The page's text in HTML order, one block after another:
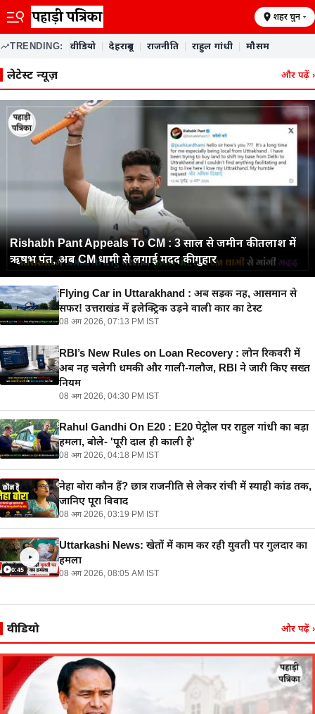
शहर चुनें
TRENDING: वीडियो देहरादून राजनीति राहुल गांधी मौसम
Pahari Patrika — ताज़ा समाचार
लेटेस्ट न्यूज़ और पढ़ें ›
Rishabh Pant Appeals To CM : 3 साल से जमीन की तलाश में
ऋषभ पंत, अब CM धामी से लगाई मदद की गुहार
RBI’s New Rules on Loan Recovery : लोन रिकवरी में
अब नहीं चलेगी धमकी और गाली-गलौज, RBI ने जारी किए सख्त
नियम
08 अग 2026, 04:30 PM IST
Rahul Gandhi On E20 : E20 पेट्रोल पर राहुल गांधी का बड़ा
हमला, बोले- 'पूरी दाल ही काली है'
08 अग 2026, 04:18 PM IST
नेहा बोरा कौन हैं? छात्र राजनीति से लेकर रांची में स्याही कांड तक,
जानिए पूरा विवाद
08 अग 2026, 03:19 PM IST
0:45
Uttarkashi News: खेतों में काम कर रही युवती पर गुलदार का
हमला
08 अग 2026, 08:05 AM IST
Flying Car in Uttarakhand : अब सड़क नहीं, आसमान से
सफर! उत्तराखंड में इलेक्ट्रिक उड़ने वाली कार का टेस्ट
08 अग 2026, 07:13 PM IST
वीडियो और पढ़ें ›